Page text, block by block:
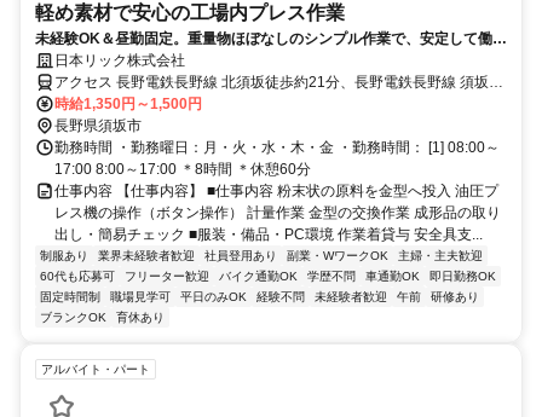
軽め素材で安心の工場内プレス作業
未経験OK＆昼勤固定。重量物ほぼなしのシンプル作業で、安定して働き
たい方に最適です。フッ素樹脂製品の成形工程におけるプレス作業で
す。未経験でも始めやすい単純オペレーション中心で、重量物も少なく
体への負担は軽め。昼勤固定・残業少なめで、安定して長く働きたい方
に適した環境です。須坂市求人, 長野工場求人, 製造オペレーター, プレス
作業, 軽作業, 未経験歓迎, 昼勤のみ, 残業少なめ, 車通勤OK, 樹脂加工, 単
純作業
日本リック株式会社
アクセス 長野電鉄長野線 北須坂徒歩約21分、長野電鉄長野線 須坂西
口徒歩約32分、長野電鉄長野線 村山（長野県）徒歩約37分 「須坂
駅」から車10分 ※無料駐車場完備、車・バイク通勤OK
時給1,350円～1,500円
長野県須坂市
勤務時間 ・勤務曜日：月・火・水・木・金 ・勤務時間： [1] 08:00～
17:00 8:00～17:00 ＊8時間 ＊休憩60分
仕事内容 【仕事内容】 ■仕事内容 粉末状の原料を金型へ投入 油圧プ
レス機の操作（ボタン操作） 計量作業 金型の交換作業 成形品の取り
出し・簡易チェック ■服装・備品・PC環境 作業着貸与 安全具支...
制服あり 業界未経験者歓迎 社員登用あり 副業・WワークOK
主婦・主夫歓迎
60代も応募可
フリーター歓迎 バイク通勤OK 学歴不問 車通勤OK
即日勤務OK
固定時間制
職場見学可 平日のみOK 経験不問 未経験者歓迎 午前
研修あり
ブランクOK
育休あり
アルバイト・パート